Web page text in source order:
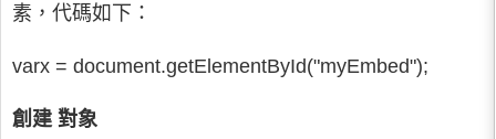
素，代碼如下：
varx = document.getElementById("myEmbed");
創建 對象